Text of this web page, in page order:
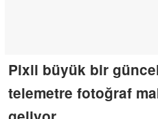
Pixii büyük bir
telemetre fotoğraf